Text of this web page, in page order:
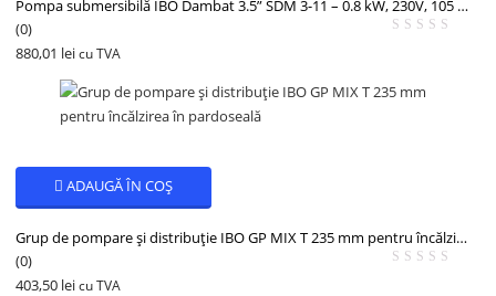
Pompa submersibilă IBO Dambat 3.5” SDM 3-11 – 0.8 kW, 230V, 105 l/min, înălțime 63 m, cablu 20 m
(0)
880,01 lei cu TVA
ADAUGĂ ÎN COȘ
Grup de pompare și distribuție IBO GP MIX T 235 mm pentru încălzirea în pardoseală
(0)
403,50 lei cu TVA